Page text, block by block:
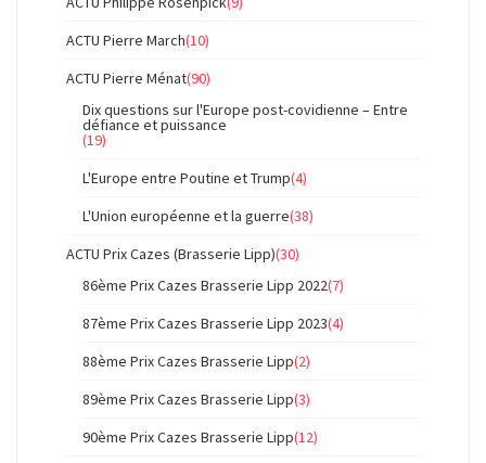
ACTU Pierre March(10)
ACTU Pierre Ménat(90)
Dix questions sur l'Europe post-covidienne – Entre
défiance et puissance
(19)
L'Europe entre Poutine et Trump(4)
L'Union européenne et la guerre(38)
ACTU Prix Cazes (Brasserie Lipp)(30)
86ème Prix Cazes Brasserie Lipp 2022(7)
87ème Prix Cazes Brasserie Lipp 2023(4)
88ème Prix Cazes Brasserie Lipp(2)
89ème Prix Cazes Brasserie Lipp(3)
90ème Prix Cazes Brasserie Lipp(12)